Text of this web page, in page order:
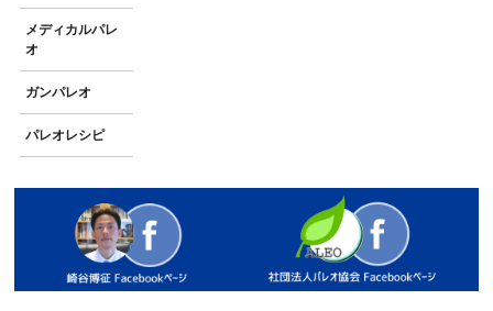
メディカルパレ
オ
ガンパレオ
パレオレシピ